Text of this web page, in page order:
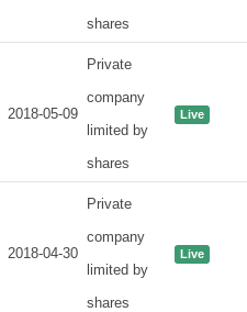
shares
2018-05-09
Private
company
limited by
shares
Live
2018-04-30
Private
company
limited by
shares
Live